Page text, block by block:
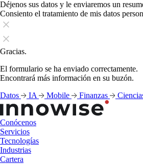
Déjenos sus datos y le enviaremos un
Consiento el tratamiento de mis datos
Gracias.
El formulario se ha enviado correctamente.
Encontrará más información en su buzón.
Datos
IA Mobile Finanzas
Conócenos
Servicios
Tecnologías
Industrias
Cartera